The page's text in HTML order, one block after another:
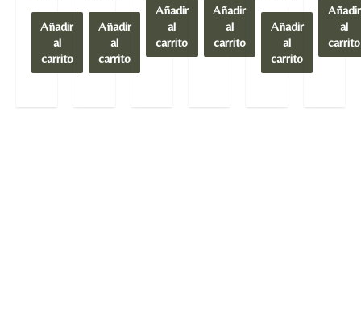
Añadir
al
carrito
Añadir
al
carrito
Añadir
al
carrito
Añadir
al
carrito
Añadir
al
carrito
Añadir
al
carrito